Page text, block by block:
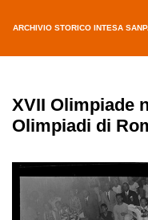
ARCHIVIO STORICO INTESA
XVII Olimpiade
Olimpiadi di